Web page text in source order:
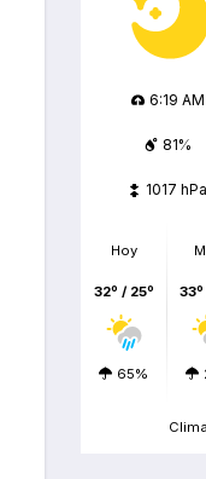
6:19 AM
81%
1017 hPa
Hoy
32º / 25º
65%